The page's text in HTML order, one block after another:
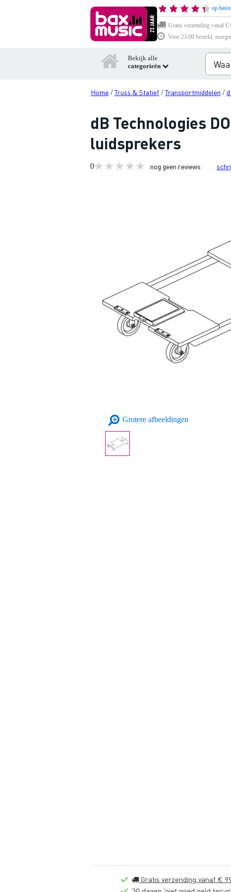
op
Gratis verzending vanaf €
Voor 23:00 besteld,
Bekijk alle
categorieën
Home /Truss & Statief /Transportmiddelen /
dB Technologies
luidsprekers
0 nog geen reviews
Grotere afbeeldingen
Gratis verzending vanaf €